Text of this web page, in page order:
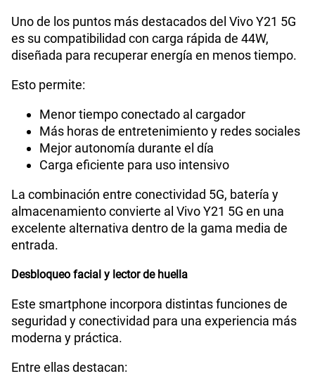
Uno de los puntos más destacados del Vivo Y21 5G
es su compatibilidad con carga rápida de 44W,
diseñada para recuperar energía en menos tiempo.
Esto permite:
Menor tiempo conectado al cargador
Más horas de entretenimiento y redes sociales
Mejor autonomía durante el día
Carga eficiente para uso intensivo
La combinación entre conectividad 5G, batería y
almacenamiento convierte al Vivo Y21 5G en una
excelente alternativa dentro de la gama media de
entrada.
Desbloqueo facial y lector de huella
Este smartphone incorpora distintas funciones de
seguridad y conectividad para una experiencia más
moderna y práctica.
Entre ellas destacan: